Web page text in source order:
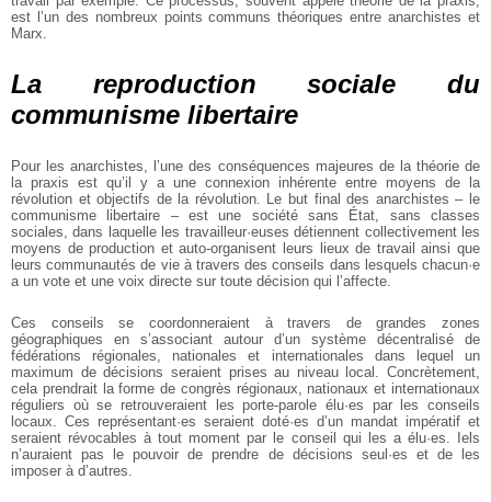
est l’un des nombreux points communs théoriques entre anarchistes et
Marx.
La reproduction sociale du
communisme libertaire
Pour les anarchistes, l’une des conséquences majeures de la théorie de
la praxis est qu’il y a une connexion inhérente entre moyens de la
révolution et objectifs de la révolution. Le but final des anarchistes – le
communisme libertaire – est une société sans État, sans classes
sociales, dans laquelle les travailleur·euses détiennent collectivement les
moyens de production et auto-organisent leurs lieux de travail ainsi que
leurs communautés de vie à travers des conseils dans lesquels chacun·e
a un vote et une voix directe sur toute décision qui l’affecte.
Ces conseils se coordonneraient à travers de grandes zones
géographiques en s’associant autour d’un système décentralisé de
fédérations régionales, nationales et internationales dans lequel un
maximum de décisions seraient prises au niveau local. Concrètement,
cela prendrait la forme de congrès régionaux, nationaux et internationaux
réguliers où se retrouveraient les porte-parole élu·es par les conseils
locaux. Ces représentant·es seraient doté·es d’un mandat impératif et
seraient révocables à tout moment par le conseil qui les a élu·es. Iels
n’auraient pas le pouvoir de prendre de décisions seul·es et de les
imposer à d’autres.